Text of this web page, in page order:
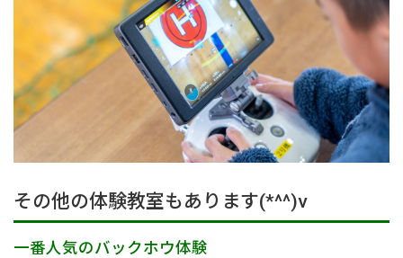
その他の体験教室もあります(*^^)v
一番人気のバックホウ体験